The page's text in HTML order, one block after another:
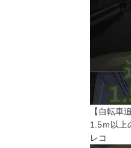
【自転車
1.5ｍ以上
レコ